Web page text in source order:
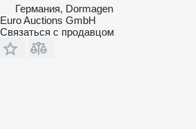
Германия, Dormagen
Euro Auctions GmbH
Связаться с продавцом